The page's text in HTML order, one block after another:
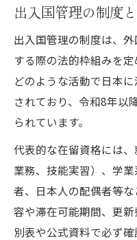
出入国管理の制度
出入国管理の制度は、
する際の法的枠組みを定
どのような活動で日本
されており、令和8年以
られています。
代表的な在留資格には
業務、技能実習）、学
者、日本人の配偶者等
容や滞在可能期間、更
別表や公式資料で必ず確